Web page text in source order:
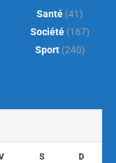
Santé (41)
Société(167)
Sport(240)
S D